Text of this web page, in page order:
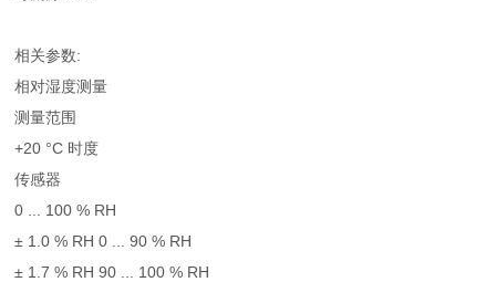
相关参数:
相对湿度测量
测量范围
+20 °C 时度
传感器
0 ... 100 % RH
± 1.0 % RH 0 ... 90 % RH
± 1.7 % RH 90 ... 100 % RH